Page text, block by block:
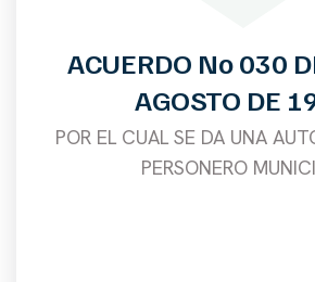
ACUERDO No 030
AGOSTO DE
POR EL CUAL SE DA UNA
PERSONERO